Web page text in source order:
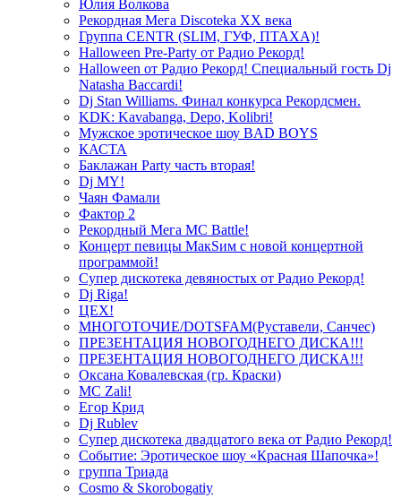
Юлия Волкова
Рекордная Мега Discoteka XX века
Группа CENTR (SLIM, ГУФ, ПТАХА)!
Halloween Pre-Party от Радио Рекорд!
Halloween от Радио Рекорд! Специальный гость Dj
Natasha Baccardi!
Dj Stan Williams. Финал конкурса Рекордсмен.
KDK: Kavabanga, Depo, Kolibri!
Мужское эротическое шоу BAD BOYS
КАСТА
Баклажан Party часть вторая!
Dj MY!
Чаян Фамали
Фактор 2
Рекордный Мега МС Battle!
Концерт певицы МакSим с новой концертной
программой!
Супер дискотека девяностых от Радио Рекорд!
Dj Riga!
ЦЕХ!
МНОГОТОЧИЕ/DOTSFAM(Руставели, Санчес)
ПРЕЗЕНТАЦИЯ НОВОГОДНЕГО ДИСКА!!!
ПРЕЗЕНТАЦИЯ НОВОГОДНЕГО ДИСКА!!!
Оксана Ковалевская (гр. Краски)
MC Zali!
Егор Крид
Dj Rublev
Супер дискотека двадцатого века от Радио Рекорд!
Событие: Эротическое шоу «Красная Шапочка»!
группа Триада
Cosmo & Skorobogatiy